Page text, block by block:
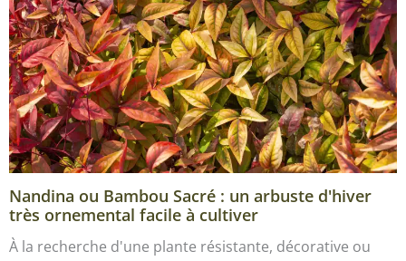
Nandina ou Bambou Sacré : un arbuste d'hiver
très ornemental facile à cultiver
À la recherche d'une plante résistante, décorative ou